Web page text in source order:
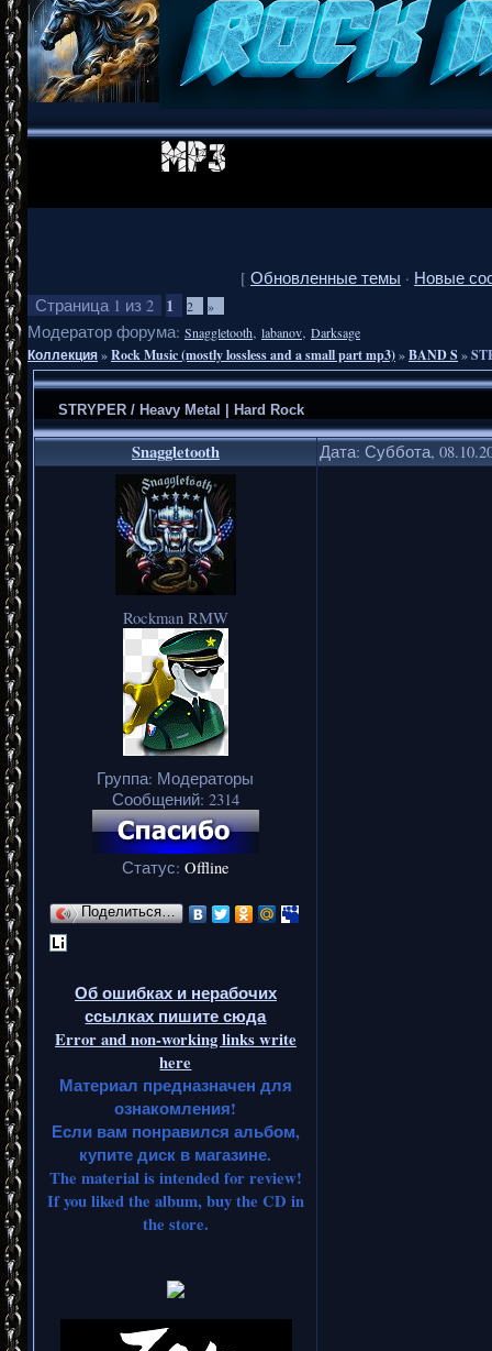
[ Обновленные темы · Новые
Страница 1 из 2 1 2 »
Модератор форума: Snaggletooth, labanov, Darksage
Коллекция»Rock Music (mostly lossless and a small part mp3)»BAND S »
STRYPER / Heavy Metal | Hard Rock
Snaggletooth Дата: Суббота,
Rockman RMW
Группа: Модераторы
Сообщений: 2314
Статус: Offline
Поделиться…
Об ошибках и нерабочих
ссылках пишите сюда
Error and non-working links write
here
Материал предназначен для
ознакомления!
Если вам понравился альбом,
купите диск в магазине.
The material is intended for review!
If you liked the album, buy the CD in
the store.